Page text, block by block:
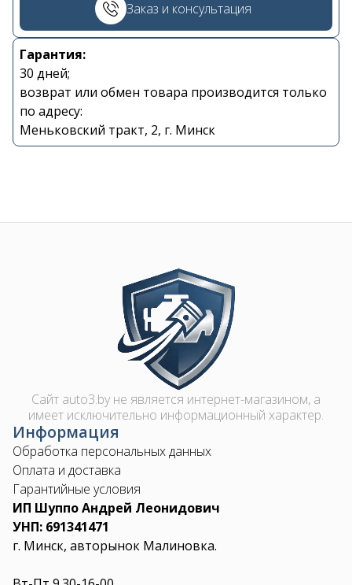
Заказ и консультация
Гарантия:
30 дней;
возврат или обмен товара производится только
по адресу:
Меньковский тракт, 2, г. Минск
Viber
shupik21@bk.ru
Image
Сайт auto3.by не является интернет-магазином, а
имеет исключительно информационный характер.
Информация
Обработка персональных данных
Оплата и доставка
Гарантийные условия
ИП Шуппо Андрей Леонидович
УНП: 691341471
г. Минск, авторынок Малиновка.